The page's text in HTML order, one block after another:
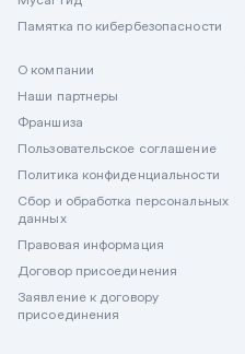
Памятка по кибербезопасности
О компании
Наши партнеры
Франшиза
Пользовательское соглашение
Политика конфиденциальности
Сбор и обработка персональных
данных
Правовая информация
Договор присоединения
Заявление к договору
присоединения